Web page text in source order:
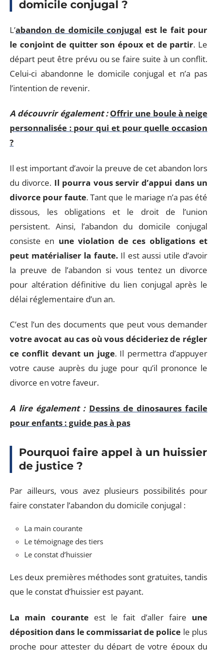
domicile conjugal ?
L’abandon de domicile conjugal est le fait pour
le conjoint de quitter son époux et de partir. Le
départ peut être prévu ou se faire suite à un conflit.
Celui-ci abandonne le domicile conjugal et n’a pas
l’intention de revenir.
A découvrir également : Offrir une boule à neige
personnalisée : pour qui et pour quelle occasion
?
Il est important d’avoir la preuve de cet abandon lors
du divorce. Il pourra vous servir d’appui dans un
divorce pour faute. Tant que le mariage n’a pas été
dissous, les obligations et le droit de l’union
persistent. Ainsi, l’abandon du domicile conjugal
consiste en une violation de ces obligations et
peut matérialiser la faute. Il est aussi utile d’avoir
la preuve de l’abandon si vous tentez un divorce
pour altération définitive du lien conjugal après le
délai réglementaire d’un an.
C’est l’un des documents que peut vous demander
votre avocat au cas où vous décideriez de régler
ce conflit devant un juge. Il permettra d’appuyer
votre cause auprès du juge pour qu’il prononce le
divorce en votre faveur.
A lire également : Dessins de dinosaures facile
pour enfants : guide pas à pas
Pourquoi faire appel à un huissier
de justice ?
Par ailleurs, vous avez plusieurs possibilités pour
faire constater l’abandon du domicile conjugal :
La main courante
Le témoignage des tiers
Le constat d’huissier
Les deux premières méthodes sont gratuites, tandis
que le constat d’huissier est payant.
La main courante est le fait d’aller faire une
déposition dans le commissariat de police le plus
proche pour attester du départ de votre époux du